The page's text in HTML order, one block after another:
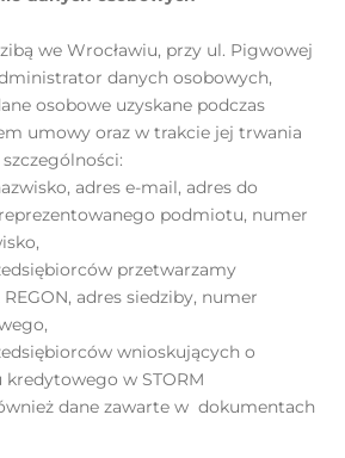
we Wrocławiu, przy ul. Pigwowej
danych osobowych,
osobowe uzyskane podczas
umowy oraz w trakcie jej trwania
szczególności:
adres e-mail, adres do
podmiotu, numer
przetwarzamy
adres siedziby, numer
wnioskujących o
w STORM
dane zawarte w dokumentach